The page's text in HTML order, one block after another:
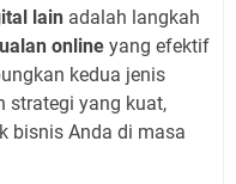
lain adalah langkah
online yang efektif
kedua jenis
strategi yang kuat,
bisnis Anda di masa